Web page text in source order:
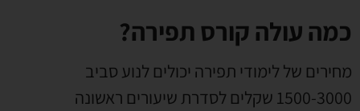
כמה עולה קורס תפירה?
מחירים של לימודי תפירה יכולים לנוע סביב
1500-3000 שקלים לסדרת שיעורים ראשונה